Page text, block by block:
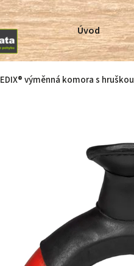
Úvod
EDIX® výměnná komora s hruškou